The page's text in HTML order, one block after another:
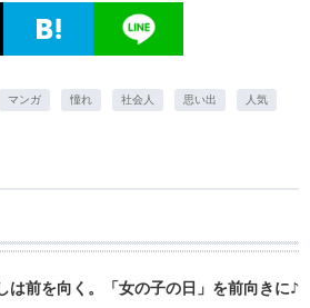
マンガ 憧れ 社会人 思い出 人気
は前を向く。「女の子の日」を前向きに♪